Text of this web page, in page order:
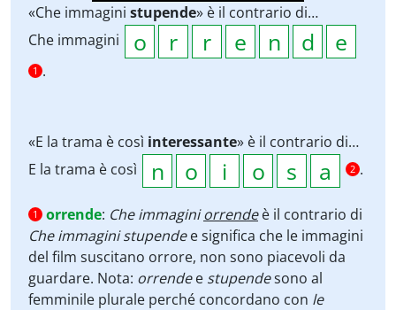
«Che immagini stupende» è il contrario di…
Che immagini
1 .
«E la trama è così interessante» è il contrario di…
E la trama è così
2 .
1 orrende: Che immaginiorrende è il contrario di
Che immagini stupendee significa che le immagini
del film suscitano orrore, non sono piacevoli da
guardare. Nota: orrendee stupendesono al
femminile plurale perché concordano con le